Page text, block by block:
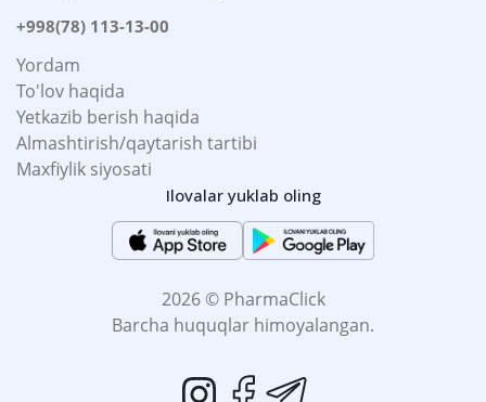
+998(78) 113-13-00
Yordam
To'lov haqida
Yetkazib berish haqida
Almashtirish/qaytarish tartibi
Maxfiylik siyosati
Ilovalar yuklab oling
2026 © PharmaClick
Barcha huquqlar himoyalangan.